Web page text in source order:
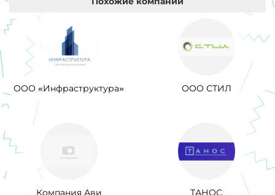
ООО «Инфраструктура» ООО СТИЛ
Компания Ави ТАНОС